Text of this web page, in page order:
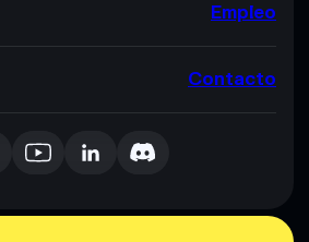
Empleo
Contacto